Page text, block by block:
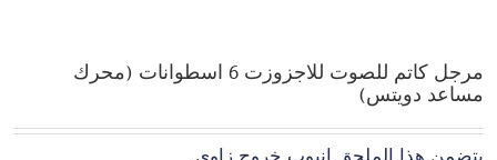
مرجل كاتم للصوت للاجزوزت 6 اسطوانات (محرك
مساعد دويتس)